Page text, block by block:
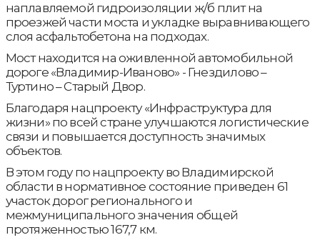
наплавляемой гидроизоляции ж/б плит на
проезжей части моста и укладке выравнивающего
слоя асфальтобетона на подходах.
Мост находится на оживленной автомобильной
дороге «Владимир-Иваново» - Гнездилово –
Туртино – Старый Двор.
Благодаря нацпроекту «Инфраструктура для
жизни» по всей стране улучшаются логистические
связи и повышается доступность значимых
объектов.
В этом году по нацпроекту во Владимирской
области в нормативное состояние приведен 61
участок дорог регионального и
межмуниципального значения общей
протяженностью 167,7 км.